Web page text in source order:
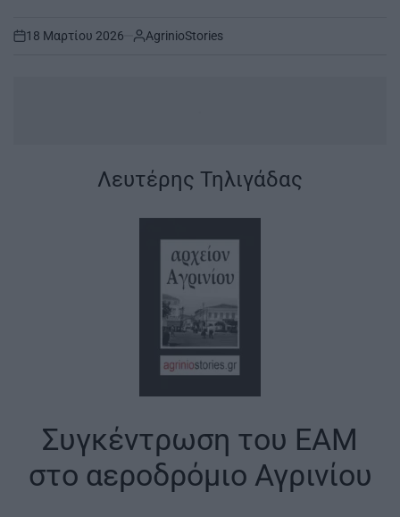
on
18 Μαρτίου 2026 AgrinioStories
Λευτέρης Τηλιγάδας
Συγκέντρωση του ΕΑΜ
στο αεροδρόμιο Αγρινίου